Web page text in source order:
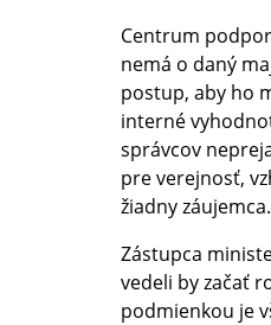
Centrum
nemá o daný
postup, aby ho
interné
správcov
pre verejnosť,
žiadny
Zástupca
vedeli by začať
podmienkou je